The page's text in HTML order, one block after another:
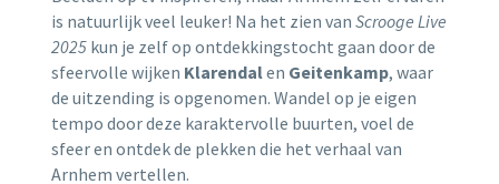
is natuurlijk veel leuker! Na het zien van Scrooge Live
2025 kun je zelf op ontdekkingstocht gaan door de
sfeervolle wijken Klarendalen Geitenkamp, waar
de uitzending is opgenomen. Wandel op je eigen
tempo door deze karaktervolle buurten, voel de
sfeer en ontdek de plekken die het verhaal van
Arnhem vertellen.